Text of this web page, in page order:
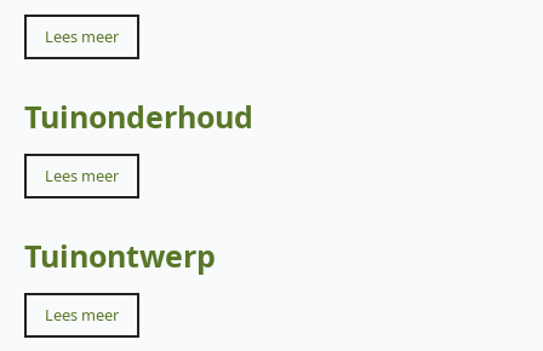
Lees meer
Tuinonderhoud
Lees meer
Tuinontwerp
Lees meer